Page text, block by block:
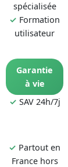
spécialisée
✓ Formation
utilisateur
Garantie
à vie
✓ SAV 24h/7j
✓ Partout en
France hors